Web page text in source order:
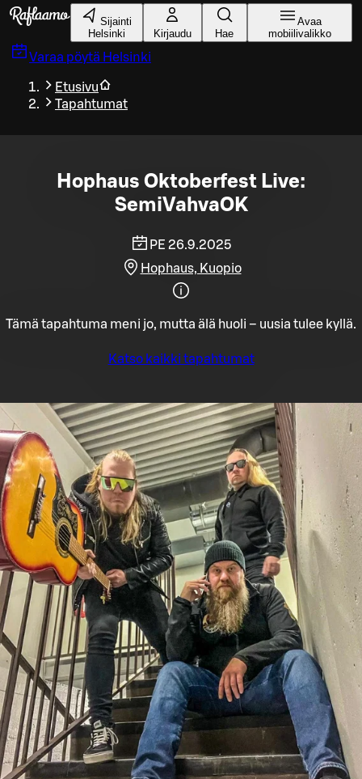
Siirry pääsisältöön
Sijainti
Helsinki
Kirjaudu Hae
Avaa
mobiilivalikko
Varaa pöytä Helsinki
Etusivu
Tapahtumat
Hophaus Oktoberfest Live:
SemiVahvaOK
PE 26.9.2025
Hophaus, Kuopio
Tämä tapahtuma meni jo, mutta älä huoli – uusia tulee kyllä.
Katso kaikki tapahtumat